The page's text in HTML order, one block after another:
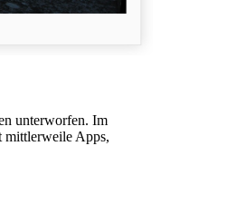
unterworfen. Im
mittlerweile Apps,